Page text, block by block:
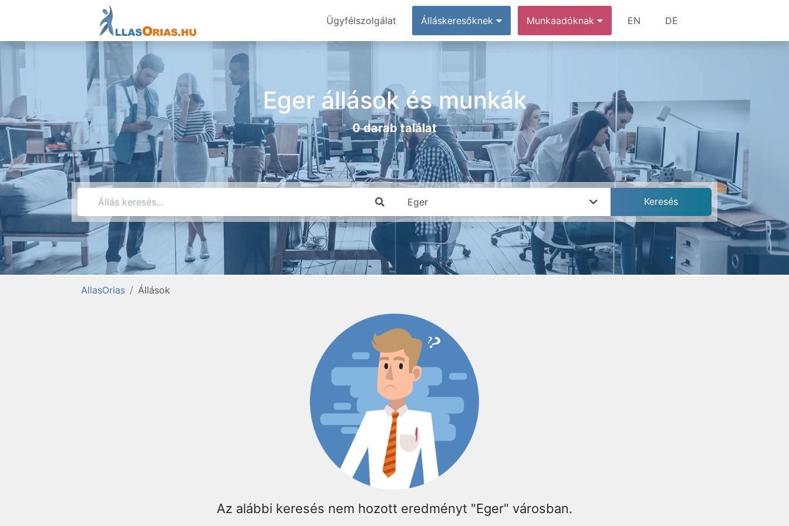
Ügyfélszolgálat Álláskeresőknek Munkaadóknak EN DE
Eger állások és munkák
0 darab találat
AllasOrias Állások
Az alábbi keresés nem hozott eredményt "Eger" városban.